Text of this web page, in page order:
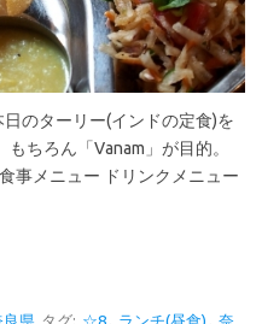
のターリー(インドの定食)を
ちろん「Vanam」が目的。
事メニュー ドリンクメニュー
良県 タグ: ☆8, ランチ(昼食) , 奈